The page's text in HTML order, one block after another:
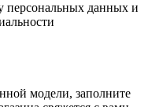
персональных данных и
модели, заполните